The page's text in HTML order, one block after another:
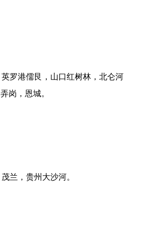
罗港儒艮，山口红树林，北仑河
岗，恩城。
兰，贵州大沙河。